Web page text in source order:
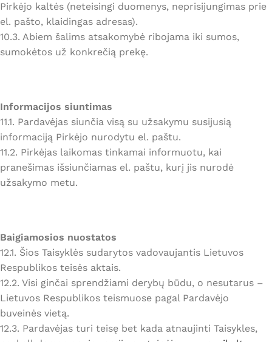
Pirkėjo kaltės (neteisingi duomenys, neprisijungimas prie
el. pašto, klaidingas adresas).
10.3. Abiem šalims atsakomybė ribojama iki sumos,
sumokėtos už konkrečią prekę.
Informacijos siuntimas
11.1. Pardavėjas siunčia visą su užsakymu susijusią
informaciją Pirkėjo nurodytu el. paštu.
11.2. Pirkėjas laikomas tinkamai informuotu, kai
pranešimas išsiunčiamas el. paštu, kurį jis nurodė
užsakymo metu.
Baigiamosios nuostatos
12.1. Šios Taisyklės sudarytos vadovaujantis Lietuvos
Respublikos teisės aktais.
12.2. Visi ginčai sprendžiami derybų būdu, o nesutarus –
Lietuvos Respublikos teismuose pagal Pardavėjo
buveinės vietą.
12.3. Pardavėjas turi teisę bet kada atnaujinti Taisykles,